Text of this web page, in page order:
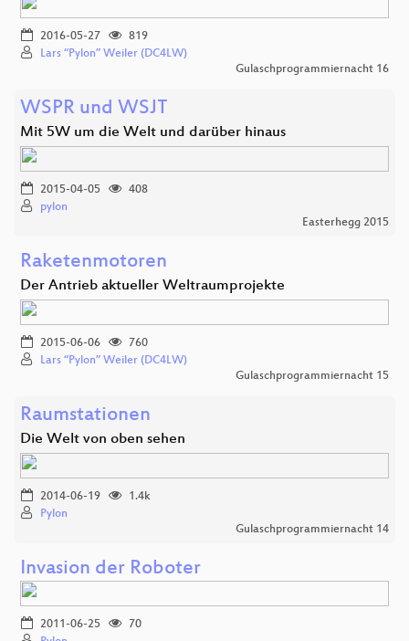
2016-05-27
819
Lars “Pylon” Weiler (DC4LW)
Gulaschprogrammiernacht 16
WSPR und WSJT
Mit 5W um die Welt und darüber hinaus
2015-04-05
408
pylon
Easterhegg 2015
Raketenmotoren
Der Antrieb aktueller Weltraumprojekte
2015-06-06
760
Lars “Pylon” Weiler (DC4LW)
Gulaschprogrammiernacht 15
Raumstationen
Die Welt von oben sehen
2014-06-19
1.4k
Pylon
Gulaschprogrammiernacht 14
Invasion der Roboter
2011-06-25
70